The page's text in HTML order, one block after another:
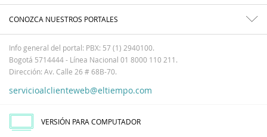
CONOZCA NUESTROS PORTALES
Info general del portal: PBX: 57 (1) 2940100.
Bogotá 5714444 - Línea Nacional 01 8000 110 211.
Dirección: Av. Calle 26 # 68B-70.
servicioalclienteweb@eltiempo.com
VERSIÓN PARA COMPUTADOR